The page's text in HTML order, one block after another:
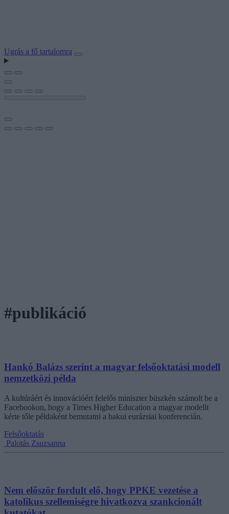
Ugrás a fő tartalomra
#publikáció
Hankó Balázs szerint a magyar felsőoktatási modell
nemzetközi példa
A kultúráért és innovációért felelős miniszter büszkén számolt be a
Facebookon, hogy a Times Higher Education a magyar modellt
kérte tőle példaként bemutatni a bakui eurázsiai konferencián.
Felsőoktatás
Palotás Zsuzsanna
Nem először fordult elő, hogy PPKE vezetése a
katolikus szellemiségre hivatkozva szankcionált